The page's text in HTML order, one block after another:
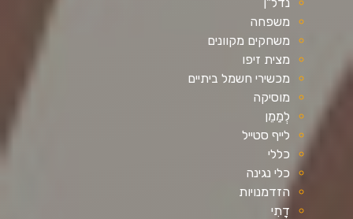
משפחה
משחקים מקוונים
מצית זיפו
מכשירי חשמל ביתיים
מוסיקה
לְמַמֵן
לייף סטייל
כללי
כלי נגינה
הזדמנויות
דָתִי